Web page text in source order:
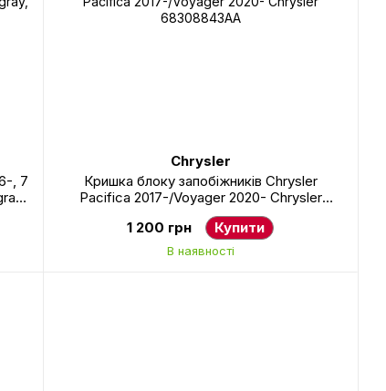
, 7
Chrysler
Кришка блоку запобіжників Chrysler
Pacifica 2017-/Voyager 2020- Chrysler
68308843AA
1 200 грн Купити
В наявності